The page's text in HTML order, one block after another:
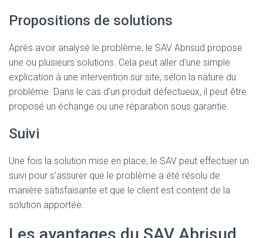
Propositions de solutions
Après avoir analysé le problème, le SAV Abrisud propose
une ou plusieurs solutions. Cela peut aller d’une simple
explication à une intervention sur site, selon la nature du
problème. Dans le cas d’un produit défectueux, il peut être
proposé un échange ou une réparation sous garantie.
Suivi
Une fois la solution mise en place, le SAV peut effectuer un
suivi pour s’assurer que le problème a été résolu de
manière satisfaisante et que le client est content de la
solution apportée.